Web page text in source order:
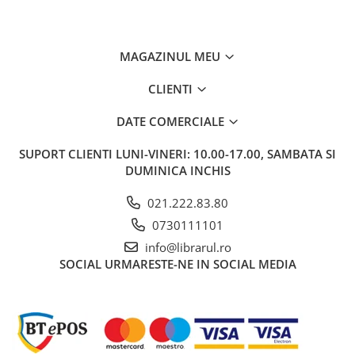
Conservarea si pastrarea
Ghiduri de calatorie, harti
Animale de companie
Carti de colorat pentru adulti
Invatamant superior
Al Doilea Razboi Mondial
Biografii, memorii si jurnale
MAGAZINUL MEU
CLIENTI
DATE COMERCIALE
SUPORT CLIENTI LUNI-VINERI: 10.00-17.00, SAMBATA SI
DUMINICA INCHIS
021.222.83.80
0730111101
info@librarul.ro
SOCIAL URMARESTE-NE IN SOCIAL MEDIA